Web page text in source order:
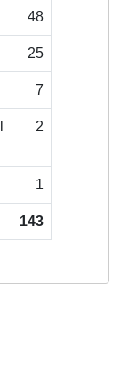
48
25
7
2
1
143